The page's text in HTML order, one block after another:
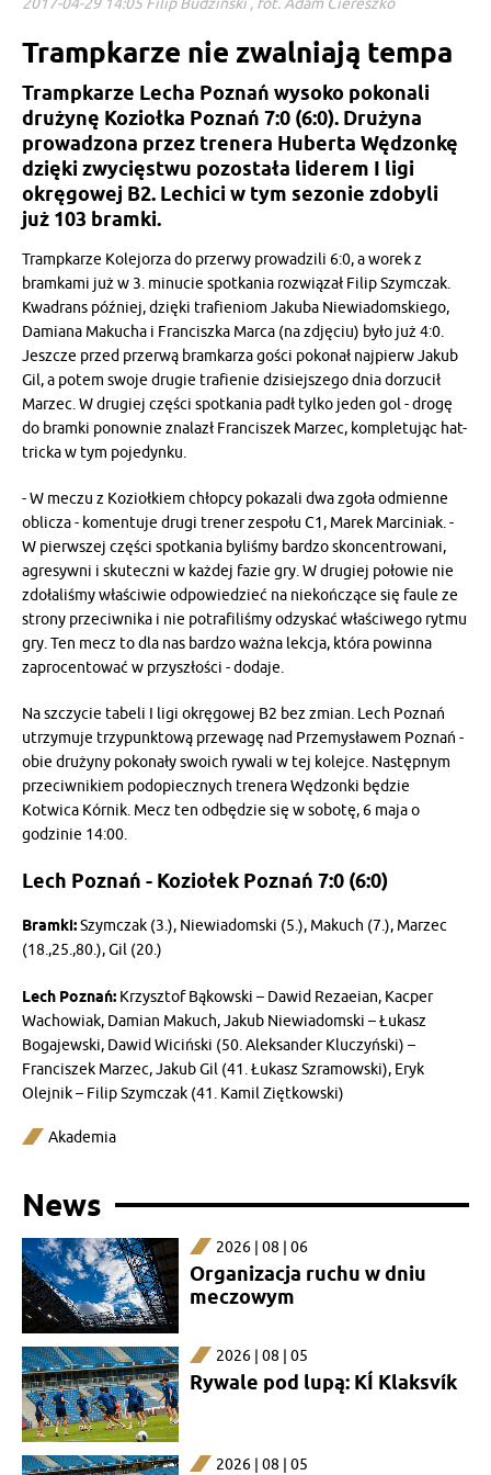
Trampkarze nie zwalniają tempa
Trampkarze Lecha Poznań wysoko pokonali
drużynę Koziołka Poznań 7:0 (6:0). Drużyna
prowadzona przez trenera Huberta Wędzonkę
dzięki zwycięstwu pozostała liderem I ligi
okręgowej B2. Lechici w tym sezonie zdobyli
już 103 bramki.
Trampkarze Kolejorza do przerwy prowadzili 6:0, a worek z
bramkami już w 3. minucie spotkania rozwiązał Filip Szymczak.
Kwadrans później, dzięki trafieniom Jakuba Niewiadomskiego,
Damiana Makucha i Franciszka Marca (na zdjęciu) było już 4:0.
Jeszcze przed przerwą bramkarza gości pokonał najpierw Jakub
Gil, a potem swoje drugie trafienie dzisiejszego dnia dorzucił
Marzec. W drugiej części spotkania padł tylko jeden gol - drogę
do bramki ponownie znalazł Franciszek Marzec, kompletując hat-
tricka w tym pojedynku.
- W meczu z Koziołkiem chłopcy pokazali dwa zgoła odmienne
oblicza - komentuje drugi trener zespołu C1, Marek Marciniak. -
W pierwszej części spotkania byliśmy bardzo skoncentrowani,
agresywni i skuteczni w każdej fazie gry. W drugiej połowie nie
zdołaliśmy właściwie odpowiedzieć na niekończące się faule ze
strony przeciwnika i nie potrafiliśmy odzyskać właściwego rytmu
gry. Ten mecz to dla nas bardzo ważna lekcja, która powinna
zaprocentować w przyszłości - dodaje.
Na szczycie tabeli I ligi okręgowej B2 bez zmian. Lech Poznań
utrzymuje trzypunktową przewagę nad Przemysławem Poznań -
obie drużyny pokonały swoich rywali w tej kolejce. Następnym
przeciwnikiem podopiecznych trenera Wędzonki będzie
Kotwica Kórnik. Mecz ten odbędzie się w sobotę, 6 maja o
godzinie 14:00.
Lech Poznań - Koziołek Poznań 7:0 (6:0)
Bramki:Szymczak (3.), Niewiadomski (5.), Makuch (7.), Marzec
(18.,25.,80.), Gil (20.)
Lech Poznań: Krzysztof Bąkowski – Dawid Rezaeian, Kacper
Wachowiak, Damian Makuch, Jakub Niewiadomski – Łukasz
Bogajewski, Dawid Wiciński (50. Aleksander Kluczyński) –
Franciszek Marzec, Jakub Gil (41. Łukasz Szramowski), Eryk
Olejnik – Filip Szymczak (41. Kamil Ziętkowski)
Akademia
News
2026 | 08 | 06
Organizacja ruchu w dniu
meczowym
2026 | 08 | 05
Rywale pod lupą: KÍ Klaksvík
2026 | 08 | 05